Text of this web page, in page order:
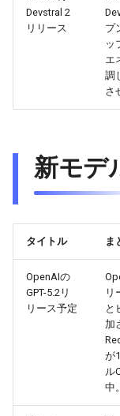
2026-06-18
2026-06-14
2026-06-13
2026-06-12
2026-06-11
2026-06-10
Devstral 2
リリース
プ
ッ
エ
調
さ
新モデ
タイトル ま
OpenAIの
GPT-5.2リ
リース予定
リ
と
加
が
ル
中。